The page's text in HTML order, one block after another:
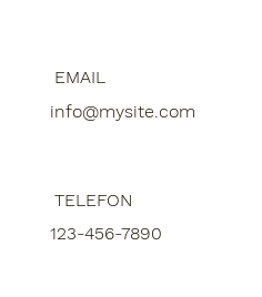
EMAIL
info@mysite.com
TELEFON
123-456-7890